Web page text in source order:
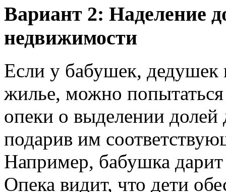
Вариант 2: Наделение
недвижимости
Если у бабушек, дедушек
жилье, можно попытаться
опеки о выделении
подарив им
Например, бабушка
Опека видит, что дети